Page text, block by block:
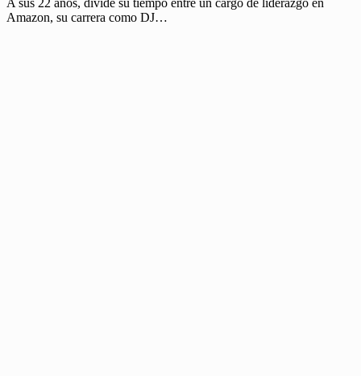
Amazon, su carrera como DJ…